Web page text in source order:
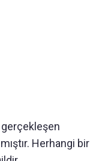
Herhangi bir